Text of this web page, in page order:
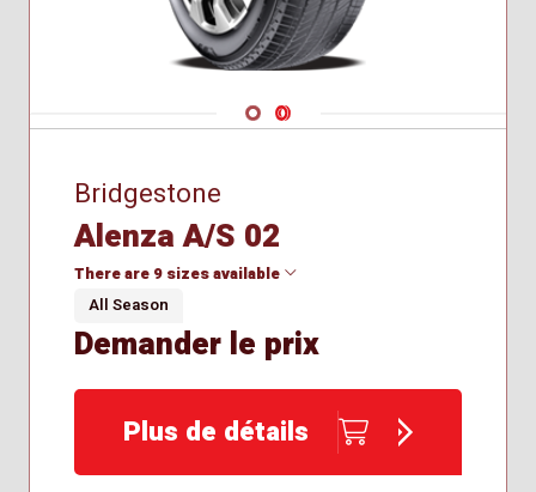
Navigate 1
Navigate 2
Bridgestone
Alenza A/S 02
There are 9 sizes available
225/65R17
275/45R21
All Season
Demander le prix
Plus de détails